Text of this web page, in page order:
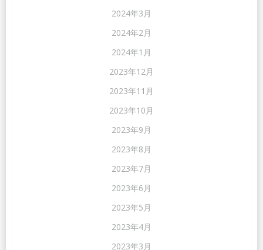
2024年3月
2024年2月
2024年1月
2023年12月
2023年11月
2023年10月
2023年9月
2023年8月
2023年7月
2023年6月
2023年5月
2023年4月
2023年3月